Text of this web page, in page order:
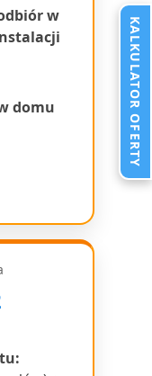
KALKULATOR OFERTY
w
domu